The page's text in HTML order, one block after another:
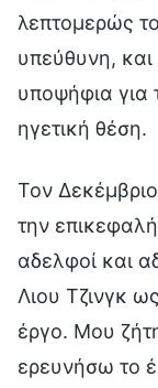
λεπτομερώς
υπεύθυνη, και
υποψήφια για
ηγετική θέση.
Τον
την
αδελφοί και
Λιου Τζινγκ
έργο. Μου
ερευνήσω το